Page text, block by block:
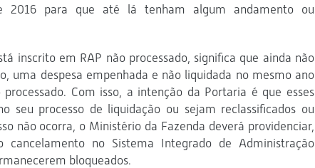
para que até lá tenham algum andamento ou
inscrito em RAP não processado, significa que ainda não
uma despesa empenhada e não liquidada no mesmo ano
Com isso, a intenção da Portaria é que esses
seu processo de liquidação ou sejam reclassificados ou
não ocorra, o Ministério da Fazenda deverá providenciar,
no Sistema Integrado de Administração
bloqueados.